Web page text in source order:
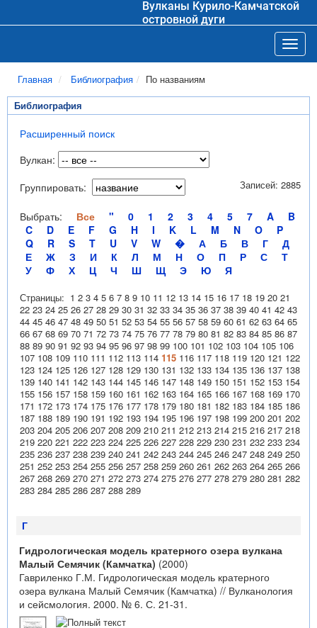
Вулканы Курило-Камчатской
островной дуги
Главная Библиография По названиям
Библиография
Расширенный поиск
Вулкан:
Группировать:
Выбрать: Все " 0 1 2 3 4 5 7 A
B
C
D E F G H I K L M N O
P
Q
R S T U V W � А Б В Г
Д
Е
Ж З И К Л М Н О П Р С
Т
У
Ф Х Ц Ч Ш Щ Э Ю Я
Записей: 2885
Страницы: 1 2 3 4 5 6 7 8 9 10 11 12 13 14 15 16 17 18 19 20 21
22 23 24 25 26 27 28 29 30 31 32 33 34 35 36 37 38 39 40 41 42 43
44 45 46 47 48 49 50 51 52 53 54 55 56 57 58 59 60 61 62 63 64 65
66 67 68 69 70 71 72 73 74 75 76 77 78 79 80 81 82 83 84 85 86 87
88 89 90 91 92 93 94 95 96 97 98 99 100 101 102 103 104 105 106
107 108 109 110 111 112 113 114 115 116 117 118 119 120 121 122
123 124 125 126 127 128 129 130 131 132 133 134 135 136 137 138
139 140 141 142 143 144 145 146 147 148 149 150 151 152 153 154
155 156 157 158 159 160 161 162 163 164 165 166 167 168 169 170
171 172 173 174 175 176 177 178 179 180 181 182 183 184 185 186
187 188 189 190 191 192 193 194 195 196 197 198 199 200 201 202
203 204 205 206 207 208 209 210 211 212 213 214 215 216 217 218
219 220 221 222 223 224 225 226 227 228 229 230 231 232 233 234
235 236 237 238 239 240 241 242 243 244 245 246 247 248 249 250
251 252 253 254 255 256 257 258 259 260 261 262 263 264 265 266
267 268 269 270 271 272 273 274 275 276 277 278 279 280 281 282
283 284 285 286 287 288 289
Г
Гидрологическая модель кратерного озера вулкана
Малый Семячик (Камчатка) (2000)
Гавриленко Г.М. Гидрологическая модель кратерного
озера вулкана Малый Семячик (Камчатка) // Вулканология
и сейсмология. 2000. № 6. С. 21-31.